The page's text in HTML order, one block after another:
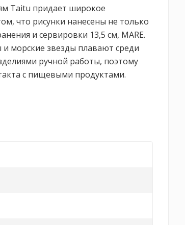
Taitu придает широкое
что рисунки нанесены не только
и сервировки 13,5 см, MARE.
морские звезды плавают среди
ручной работы, поэтому
с пищевыми продуктами.